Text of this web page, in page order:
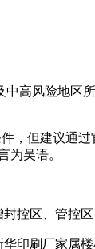
高风险地区
，但建议通
为吴语。
控区、管控区
印刷厂家属